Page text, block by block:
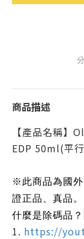
商品描述
【產品名稱】
EDP 50ml(平
※此商品為國外
證正品、真品。
什麼是除碼品
1. https://